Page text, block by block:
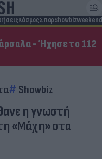
ΚόσμοςΣπορShowbizWeekend
- Ήχησε το 112
Showbiz
η γνωστή
«Μάχη» στα